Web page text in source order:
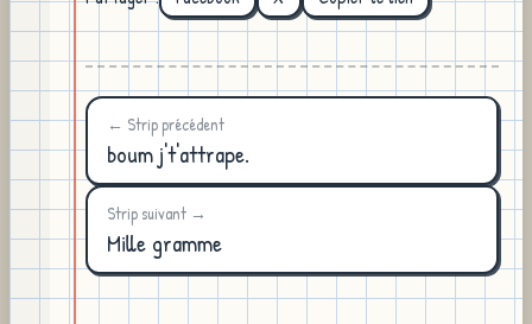
← Strip précédent
boum j't'attrape.
Strip suivant →
Mille gramme